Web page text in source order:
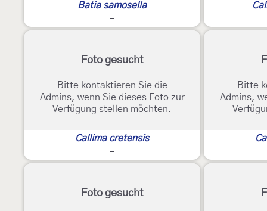
Batia samosella
-
Foto gesucht
Bitte kontaktieren Sie die
Admins, wenn Sie dieses Foto zur
Verfügung stellen möchten.
Callima cretensis
-
Bitte
Admins,
Foto gesucht